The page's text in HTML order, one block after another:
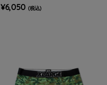
¥6,050 (税込)